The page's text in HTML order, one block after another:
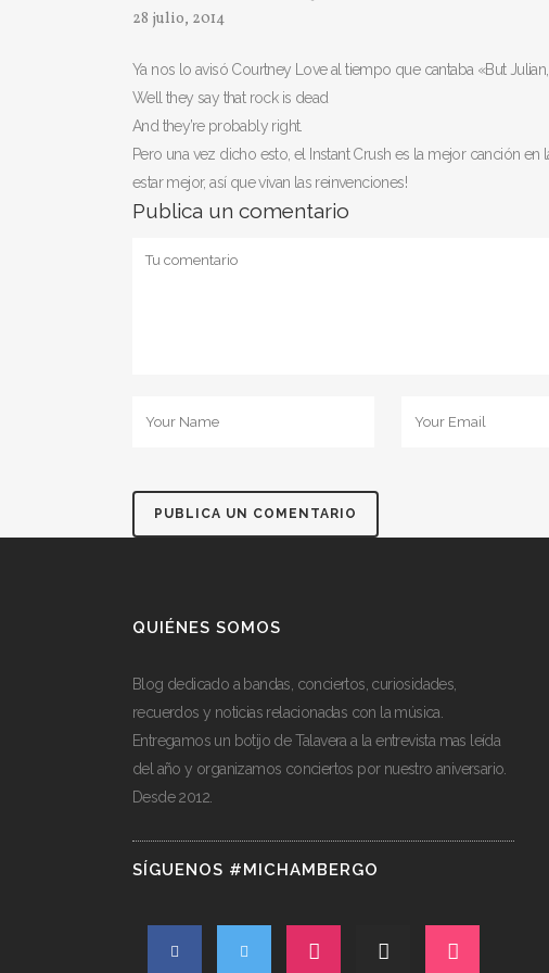
28 julio, 2014
Ya nos lo avisó Courtney Love al tiempo que cantaba «But
Well they say that rock is dead
And they’re probably right.
Pero una vez dicho esto, el Instant Crush es la mejor canción
estar mejor, así que vivan las reinvenciones!
Publica un comentario
QUIÉNES SOMOS
Blog dedicado a bandas, conciertos, curiosidades,
recuerdos y noticias relacionadas con la música.
Entregamos un botijo de Talavera a la entrevista mas leída
del año y organizamos conciertos por nuestro aniversario.
Desde 2012.
SÍGUENOS #MICHAMBERGO